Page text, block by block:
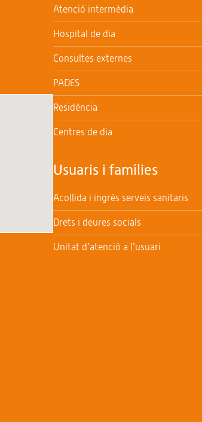
Atenció intermèdia
Hospital de dia
Consultes externes
PADES
Residència
Centres de dia
Usuaris i famílies
Acollida i ingrés serveis sanitaris
Drets i deures socials
Unitat d’atenció a l’usuari